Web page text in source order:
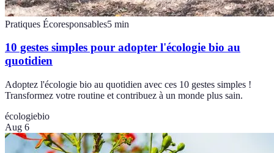
Pratiques Écoresponsables5 min
10 gestes simples pour adopter l'écologie bio au
quotidien
Adoptez l'écologie bio au quotidien avec ces 10 gestes simples !
Transformez votre routine et contribuez à un monde plus sain.
écologiebio
Aug 6